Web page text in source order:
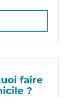
faire
?